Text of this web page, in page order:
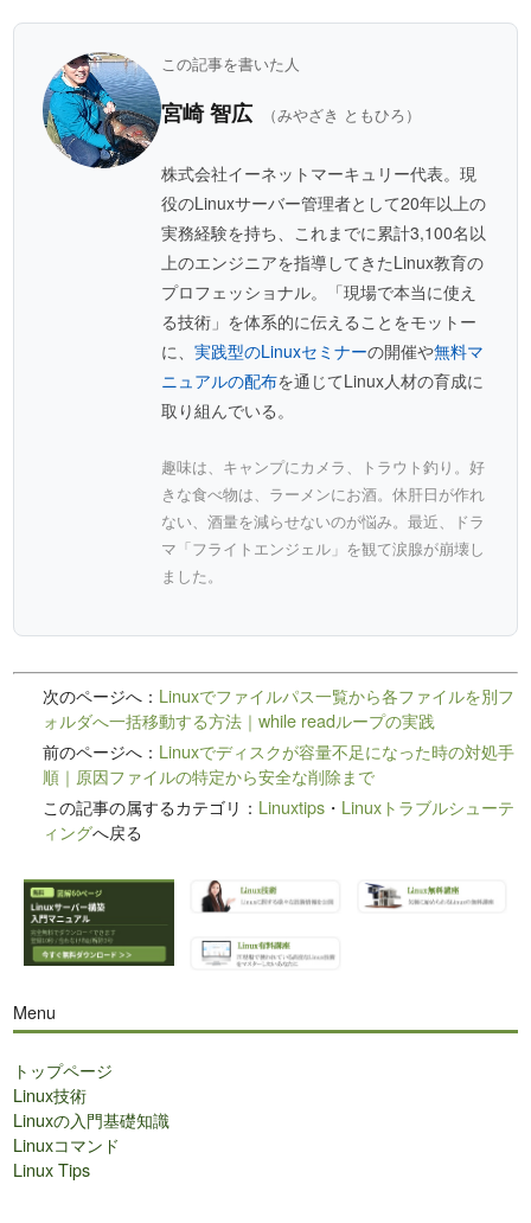
この記事を書いた人
宮崎 智広 （みやざき ともひろ）
株式会社イーネットマーキュリー代表。現
役のLinuxサーバー管理者として20年以上の
実務経験を持ち、これまでに累計3,100名以
上のエンジニアを指導してきたLinux教育の
プロフェッショナル。「現場で本当に使え
る技術」を体系的に伝えることをモットー
に、実践型のLinuxセミナーの開催や無料マ
ニュアルの配布を通じてLinux人材の育成に
取り組んでいる。
趣味は、キャンプにカメラ、トラウト釣り。好
きな食べ物は、ラーメンにお酒。休肝日が作れ
ない、酒量を減らせないのが悩み。最近、ドラ
マ「フライトエンジェル」を観て涙腺が崩壊し
ました。
次のページへ： Linuxでファイルパス一覧から各ファイルを別フ
ォルダへ一括移動する方法｜while readループの実践
前のページへ： Linuxでディスクが容量不足になった時の対処手
順｜原因ファイルの特定から安全な削除まで
この記事の属するカテゴリ： Linuxtips ・ Linuxトラブルシューテ
ィングへ戻る
Menu
トップページ
Linux技術
Linuxの入門基礎知識
Linuxコマンド
Linux Tips